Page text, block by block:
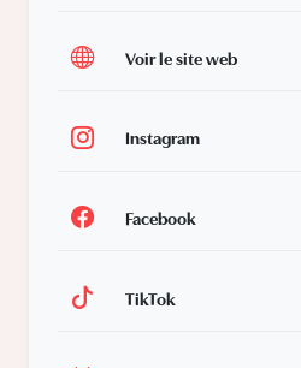
Voir le site web
Instagram
Facebook
TikTok